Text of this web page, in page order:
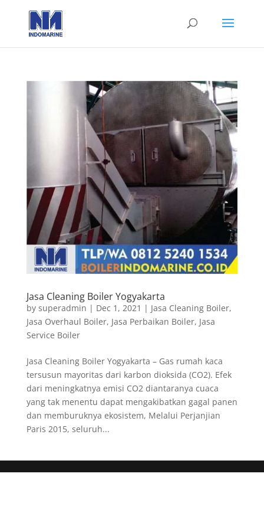
Jasa Cleaning Boiler Yogyakarta
by superadmin | Dec 1, 2021 | Jasa Cleaning Boiler,
Jasa Overhaul Boiler, Jasa Perbaikan Boiler, Jasa
Service Boiler
Jasa Cleaning Boiler Yogyakarta – Gas rumah kaca
tersusun mayoritas dari karbon dioksida (CO2). Efek
dari meningkatnya emisi CO2 diantaranya cuaca
yang tak menentu dapat mengakibatkan gagal panen
dan memburuknya ekosistem, Melalui Perjanjian
Paris 2015, seluruh...